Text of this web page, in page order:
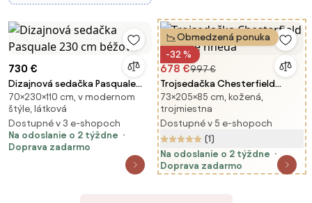
730 €
Dizajnová sedačka Pasquale
230 cm béžová
70×230×110 cm, v modernom
štýle, látková
Dostupné v 3 e-shopoch
Na odoslanie o 2 týždne
Doprava zadarmo
Obmedzená ponuka
-32 %
678 €997 €
Trojsedačka Chesterfield
Vintage hnedá
73×205×85 cm, kožená,
trojmiestna
Dostupné v 5 e-shopoch
(1)
Na odoslanie o 2 týždne
Doprava zadarmo